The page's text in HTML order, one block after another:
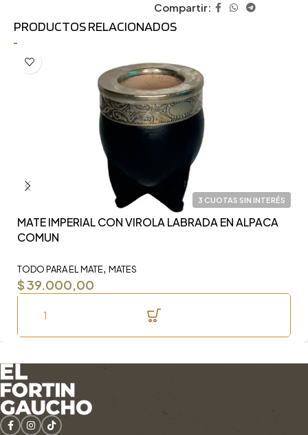
Compartir:
PRODUCTOS RELACIONADOS
3 CUOTAS SIN INTERÉS
MATE IMPERIAL CON VIROLA LABRADA EN ALPACA
COMUN
TODO PARA EL MATE, MATES
$39.000,00